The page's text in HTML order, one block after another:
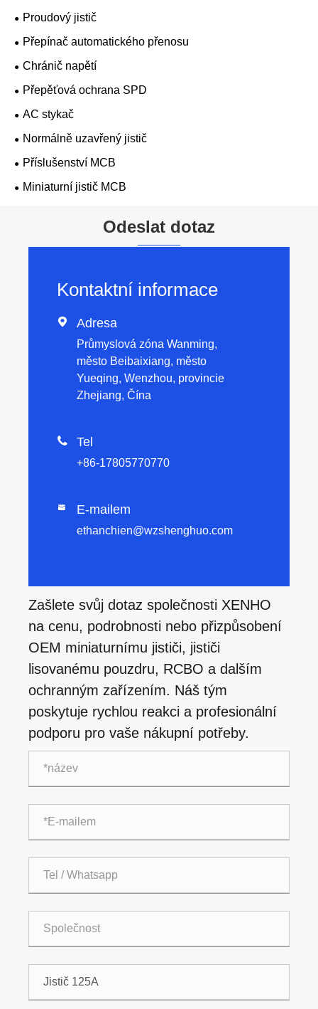
Proudový jistič
Přepínač automatického přenosu
Chránič napětí
Přepěťová ochrana SPD
AC stykač
Normálně uzavřený jistič
Příslušenství MCB
Miniaturní jistič MCB
Odeslat dotaz
Kontaktní informace
 Adresa
Průmyslová zóna Wanming,
město Beibaixiang, město
Yueqing, Wenzhou, provincie
Zhejiang, Čína
 Tel
+86-17805770770
 E-mailem
ethanchien@wzshenghuo.com
Zašlete svůj dotaz společnosti XENHO
na cenu, podrobnosti nebo přizpůsobení
OEM miniaturnímu jističi, jističi
lisovanému pouzdru, RCBO a dalším
ochranným zařízením. Náš tým
poskytuje rychlou reakci a profesionální
podporu pro vaše nákupní potřeby.